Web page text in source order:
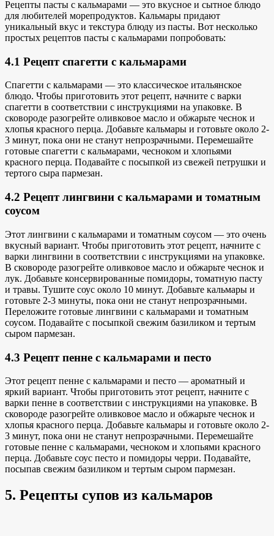
Рецепты пасты с кальмарами — это вкусное и сытное блюдо
для любителей морепродуктов. Кальмары придают
уникальный вкус и текстура блюду из пасты. Вот несколько
простых рецептов пасты с кальмарами попробовать:
4.1 Рецепт спагетти с кальмарами
Спагетти с кальмарами — это классическое итальянское
блюдо. Чтобы приготовить этот рецепт, начните с варки
спагетти в соответствии с инструкциями на упаковке. В
сковороде разогрейте оливковое масло и обжарьте чеснок и
хлопья красного перца. Добавьте кальмары и готовьте около 2-
3 минут, пока они не станут непрозрачными. Перемешайте
готовые спагетти с кальмарами, чесноком и хлопьями
красного перца. Подавайте с посыпкой из свежей петрушки и
тертого сыра пармезан.
4.2 Рецепт лингвини с кальмарами и томатным
соусом
Этот лингвини с кальмарами и томатным соусом — это очень
вкусный вариант. Чтобы приготовить этот рецепт, начните с
варки лингвини в соответствии с инструкциями на упаковке.
В сковороде разогрейте оливковое масло и обжарьте чеснок и
лук. Добавьте консервированные помидоры, томатную пасту
и травы. Тушите соус около 10 минут. Добавьте кальмары и
готовьте 2-3 минуты, пока они не станут непрозрачными.
Переложите готовые лингвини с кальмарами и томатным
соусом. Подавайте с посыпкой свежим базиликом и тертым
сыром пармезан.
4.3 Рецепт пенне с кальмарами и песто
Этот рецепт пенне с кальмарами и песто — ароматный и
яркий вариант. Чтобы приготовить этот рецепт, начните с
варки пенне в соответствии с инструкциями на упаковке. В
сковороде разогрейте оливковое масло и обжарьте чеснок и
хлопья красного перца. Добавьте кальмары и готовьте около 2-
3 минут, пока они не станут непрозрачными. Перемешайте
готовые пенне с кальмарами, чесноком и хлопьями красного
перца. Добавьте соус песто и помидоры черри. Подавайте,
посыпав свежим базиликом и тертым сыром пармезан.
5. Рецепты супов из кальмаров